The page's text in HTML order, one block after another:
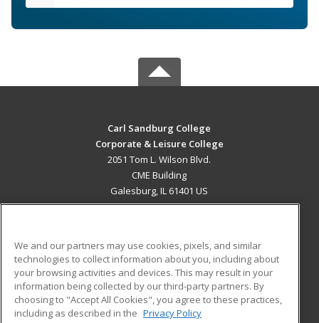
Carl Sandburg College
Corporate & Leisure College
2051 Tom L. Wilson Blvd.
CME Building
Galesburg, IL 61401 US
ADDITIONAL RESOURCES
Military
Financial Assistance
Help
Student Blog
We and our partners may use cookies, pixels, and similar
technologies to collect information about you, including about
your browsing activities and devices. This may result in your
information being collected by our third-party partners. By
choosing to "Accept All Cookies", you agree to these practices,
including as described in the Privacy Policy